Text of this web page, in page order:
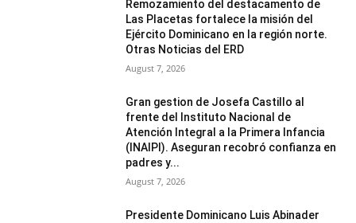
Remozamiento del destacamento de
Las Placetas fortalece la misión del
Ejército Dominicano en la región norte.
Otras Noticias del ERD
August 7, 2026
Gran gestion de Josefa Castillo al
frente del Instituto Nacional de
Atención Integral a la Primera Infancia
(INAIPI). Aseguran recobró confianza en
padres y...
August 7, 2026
Presidente Dominicano Luis Abinader